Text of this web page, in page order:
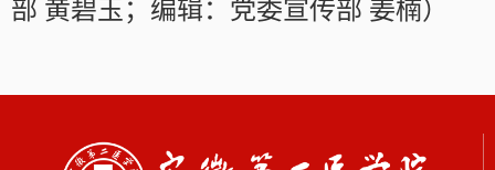
部 黄碧玉；编辑：党委宣传部 姜楠）